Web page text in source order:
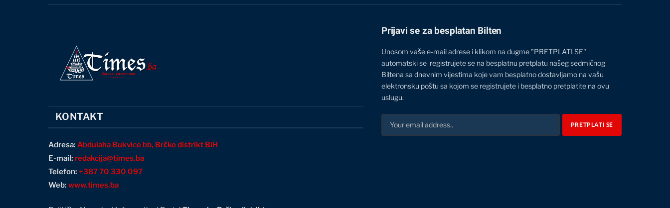
(Twitter)
KONTAKT
Adresa: Abdulaha Bukvice bb, Brčko distrikt BiH
E-mail: redakcija@times.ba
Telefon: +387 70 330 097
Web: www.times.ba
Prijavi se za besplatan Bilten
Unosom vaše e-mail adrese i klikom na dugme "PRETPLATI SE"
automatski se registrujete se na besplatnu pretplatu našeg sedmičnog
Biltena sa dnevnim vijestima koje vam besplatno dostavljamo na vašu
elektronsku poštu sa kojom se registrujete i besplatno pretplatite na ovu
uslugu.